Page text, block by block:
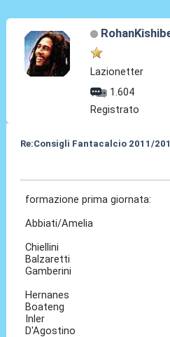
Lazionetter
1.604
Registrato
Re:Consigli Fantacalcio 2011/
formazione prima giornata:
Abbiati/Amelia
Chiellini
Balzaretti
Gamberini
Hernanes
Boateng
Inler
D'Agostino